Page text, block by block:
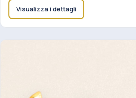
Visualizza i dettagli